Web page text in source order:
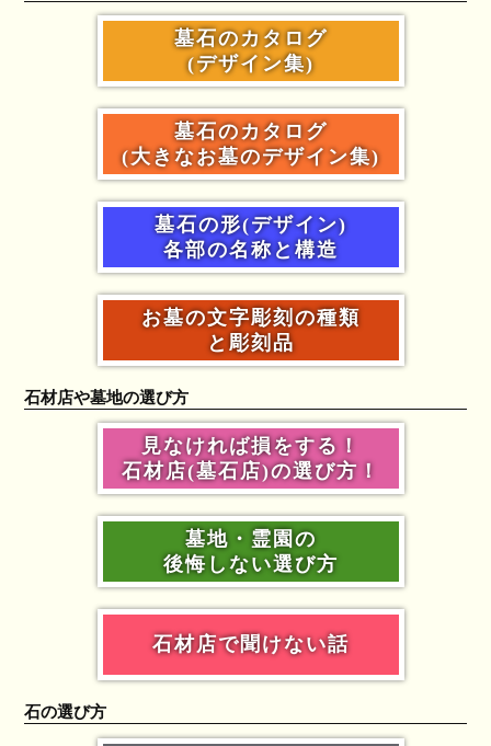
墓石のカタログ
(デザイン集)
墓石のカタログ
(大きなお墓のデザイン集)
墓石の形(デザイン)
各部の名称と構造
お墓の文字彫刻の種類
と彫刻品
石材店や墓地の選び方
見なければ損をする！
石材店(墓石店)の選び方！
墓地・霊園の
後悔しない選び方
石材店で聞けない話
石の選び方